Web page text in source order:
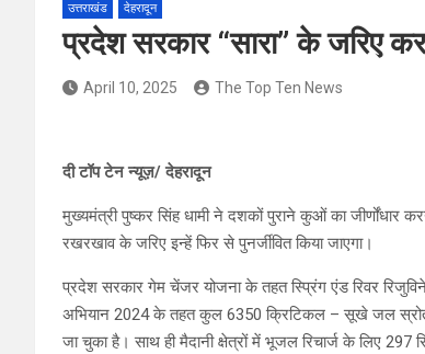
उत्तराखंड देहरादून
प्रदेश सरकार “सारा” के जरिए
April 10, 2025 The Top Ten News
दी टॉप टेन न्यूज़/ देहरादून
मुख्यमंत्री पुष्कर सिंह धामी ने दशकों पुराने कुओं का जीर्णोंधार
रखरखाव के जरिए इन्हें फिर से पुनर्जीवित किया जाएगा।
प्रदेश सरकार गेम चेंजर योजना के तहत स्प्रिंग एंड रिवर
अभियान 2024 के तहत कुल 6350 क्रिटिकल – सूखे जल स्रोतों
जा चुका है। साथ ही मैदानी क्षेत्रों में भूजल रिचार्ज के लिए